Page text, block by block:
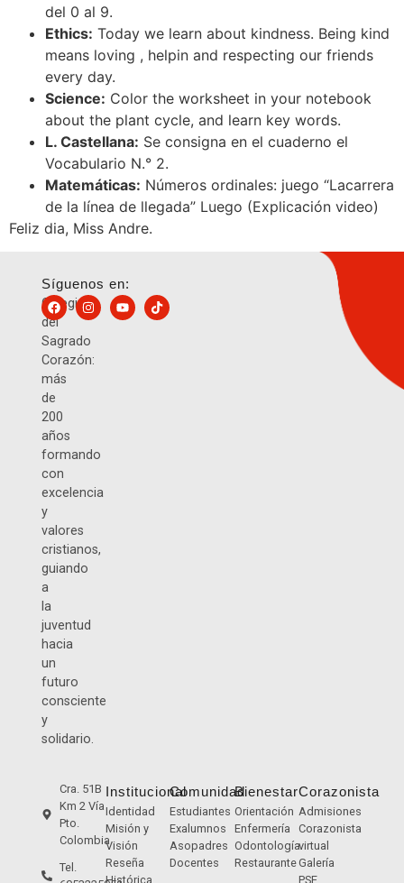
del 0 al 9.
Ethics: Today we learn about kindness. Being kind
means loving , helpin and respecting our friends
every day.
Science: Color the worksheet in your notebook
about the plant cycle, and learn key words.
L. Castellana: Se consigna en el cuaderno el
Vocabulario N.° 2.
Matemáticas: Números ordinales: juego “Lacarrera
de la línea de llegada” Luego (Explicación video)
Feliz dia, Miss Andre.
Colegio
del
Sagrado
Corazón:
más
de
200
años
formando
con
excelencia
y
valores
cristianos,
guiando
a
la
juventud
hacia
un
futuro
consciente
y
solidario.
Síguenos en:
Cra. 51B
Km 2 Vía
Pto.
Colombia
Tel.
Institucional
Identidad
Misión y
Visión
Reseña
Histórica
Comunidad
Estudiantes
Exalumnos
Asopadres
Docentes
Bienestar
Orientación
Enfermería
Odontología
Restaurante
Corazonista
Admisiones
Corazonista
virtual
Galería
PSE